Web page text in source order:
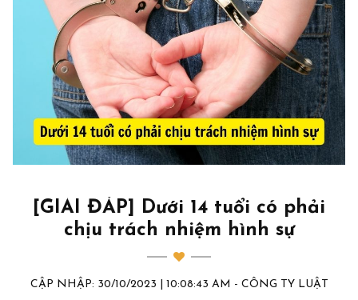
[GIẢI ĐÁP] Dưới 14 tuổi có phải
chịu trách nhiệm hình sự
CẬP NHẬP: 30/10/2023 | 10:08:43 AM - CÔNG TY LUẬT